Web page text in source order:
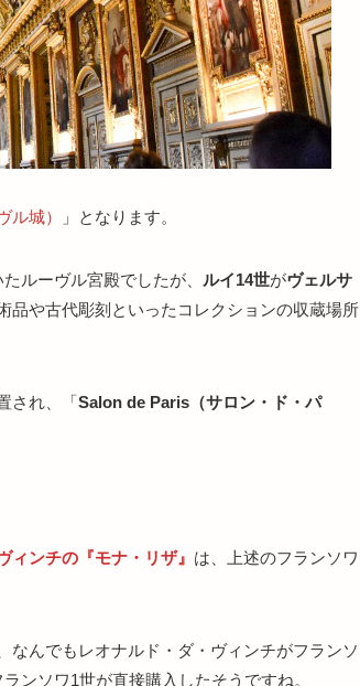
ル城） 」となります。
ルーヴル宮殿でしたが、 ルイ14世がヴェルサ
品や古代彫刻といったコレクションの収蔵場所
され、「Salon de Paris（サロン・ド・パ
ィンチの『モナ・リザ』 は、上述のフランソワ
んでもレオナルド・ダ・ヴィンチがフランソ
ンソワ1世が直接購入したそうですね。